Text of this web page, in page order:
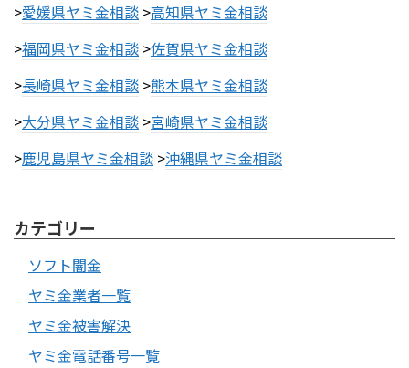
>愛媛県ヤミ金相談 >高知県ヤミ金相談
>福岡県ヤミ金相談 >佐賀県ヤミ金相談
>長崎県ヤミ金相談 >熊本県ヤミ金相談
>大分県ヤミ金相談 >宮崎県ヤミ金相談
>鹿児島県ヤミ金相談 >沖縄県ヤミ金相談
カテゴリー
ソフト闇金
ヤミ金業者一覧
ヤミ金被害解決
ヤミ金電話番号一覧